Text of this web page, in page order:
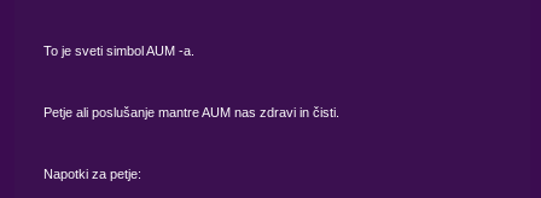
To je sveti simbol AUM -a.
Petje ali poslušanje mantre AUM nas zdravi in čisti.
Napotki za petje: